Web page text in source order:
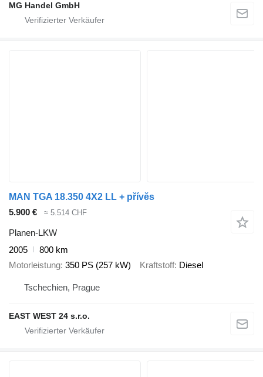
MG Handel GmbH
MAN TGA 18.350 4X2 LL + přívěs
5.900 €
≈ 5.514 CHF
Planen-LKW
2005
800 km
Motorleistung 350 PS (257 kW) Kraftstoff Diesel
Tschechien, Prague
EAST WEST 24 s.r.o.